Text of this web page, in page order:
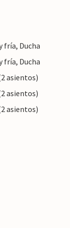
fría, Ducha
fría, Ducha
asientos)
asientos)
asientos)